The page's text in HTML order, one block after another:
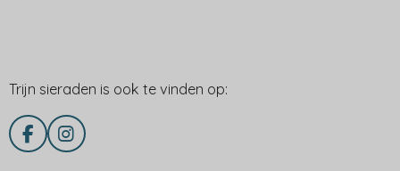
Trijn sieraden is ook te vinden op:
F
a
I
n